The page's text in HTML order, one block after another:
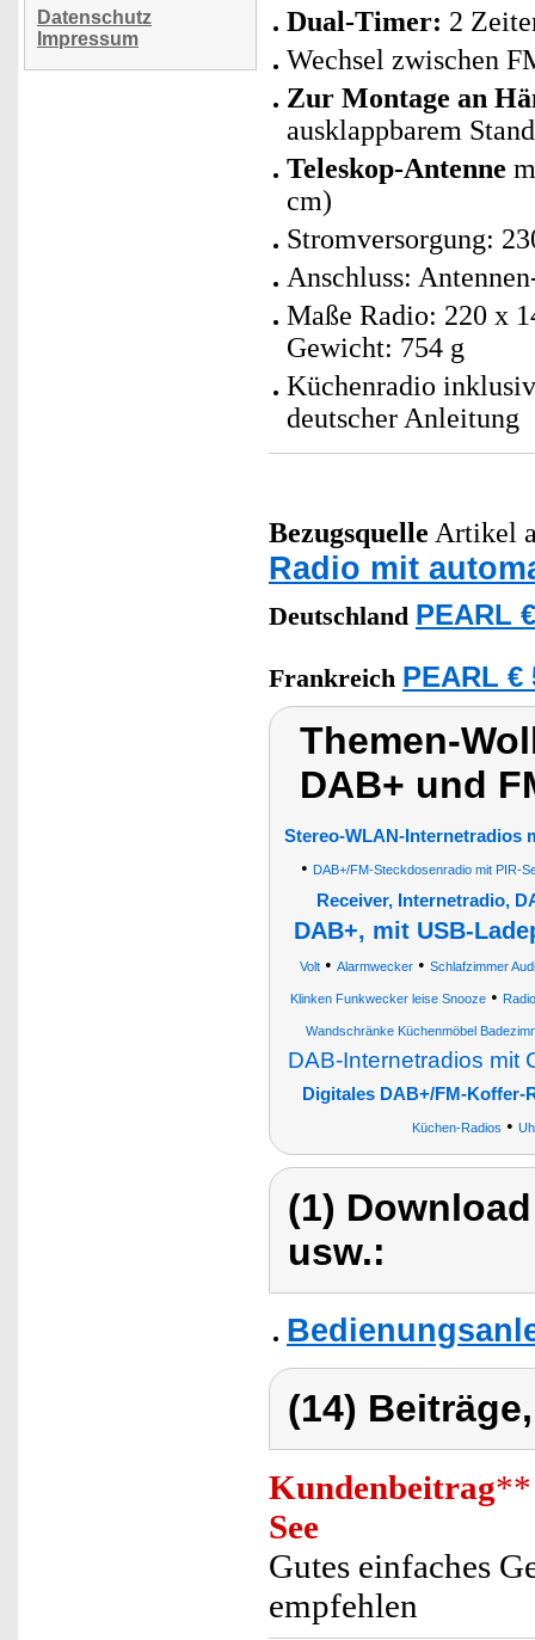
Datenschutz
Impressum
Dual-Timer: 2
Wechsel zwischen
Zur Montage an
ausklappbarem
Teleskop-Antenne
cm)
Stromversorgung:
Anschluss:
Maße Radio: 220 x
Gewicht: 754 g
Küchenradio
deutscher Anleitung
Bezugsquelle Artikel
Radio mit
Deutschland PEARL
Frankreich PEARL €
Themen-
DAB+ und
Stereo-WLAN-Internetradios
• DAB+/FM-Steckdosenradio mit PIR-
Receiver, Internetradio,
DAB+, mit USB-
Volt• Alarmwecker• Schlafzimmer
Klinken Funkwecker leise Snooze •
Wandschränke Küchenmöbel
DAB-Internetradios mit
Digitales DAB+/FM-
Küchen-Radios •
(1)
usw.:
(14)
Kundenbeitrag**
See
Gutes einfaches
empfehlen